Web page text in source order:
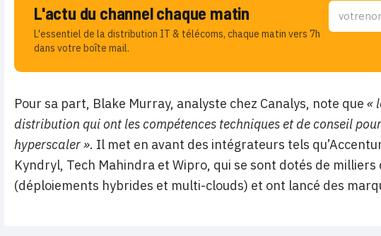
L'actu du channel chaque matin
L'essentiel de la distribution IT & télécoms, chaque matin vers 7h
dans votre boîte mail.
Pour sa part, Blake Murray, analyste chez Canalys, note que «
distribution qui ont les compétences techniques et de conseil
hyperscaler ». Il met en avant des intégrateurs tels
Kyndryl, Tech Mahindra et Wipro, qui se sont dotés de milliers
(déploiements hybrides et multi-clouds) et ont lancé des